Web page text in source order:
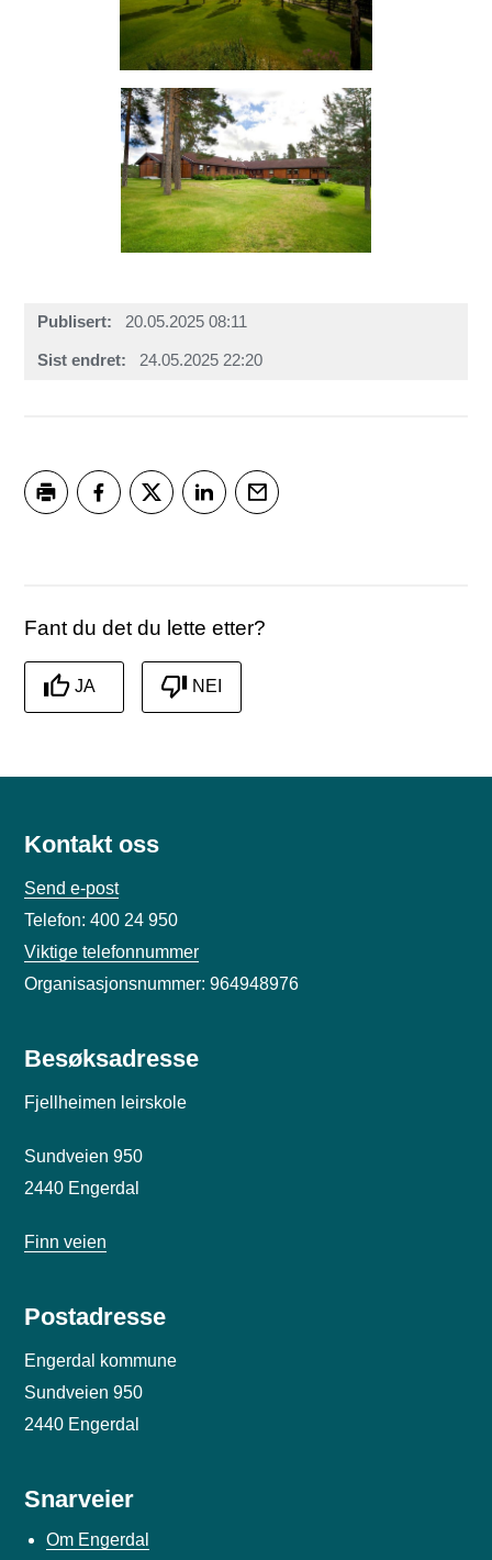
Publisert 20.05.2025 08:11
Sist endret 24.05.2025 22:20
Fant du det du lette etter?
JA NEI
Kontakt oss
Send e-post
Telefon: 400 24 950
Viktige telefonnummer
Organisasjonsnummer: 964948976
Besøksadresse
Fjellheimen leirskole
Sundveien 950
2440 Engerdal
Finn veien
Postadresse
Engerdal kommune
Sundveien 950
2440 Engerdal
Snarveier
Om Engerdal